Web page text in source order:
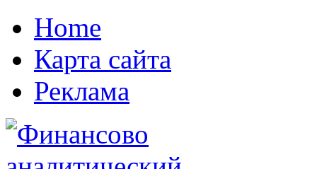
Home
Карта сайта
Реклама